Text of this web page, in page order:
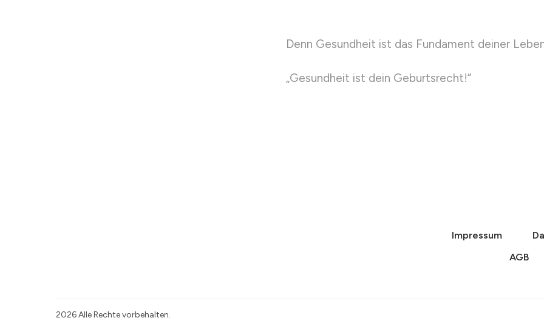
Denn Gesundheit ist das Fundament deiner
„Gesundheit ist dein Geburtsrecht!“
Impressum
AGB
2026Alle Rechte vorbehalten.